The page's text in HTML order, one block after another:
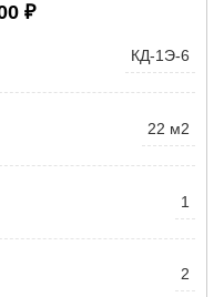
₽
КД-1Э-6
22 м2
1
2